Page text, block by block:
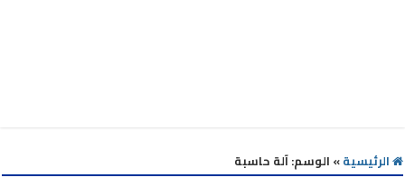
الرئيسية» الوسم:آلة حاسبة